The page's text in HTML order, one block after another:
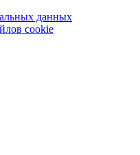
данных
cookie